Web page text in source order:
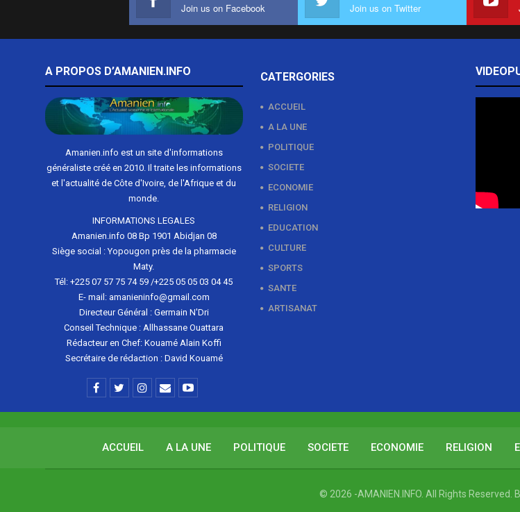
Join us on Facebook Join us on Twitter
A PROPOS D’AMANIEN.INFO
Amanien.info est un site d'informations
généraliste créé en 2010. Il traite les informations
et l'actualité de Côte d'Ivoire, de l'Afrique et du
monde.
INFORMATIONS LEGALES
Amanien.info 08 Bp 1901 Abidjan 08
Siège social : Yopougon près de la pharmacie
Maty.
Tél: +225 07 57 75 74 59 /+225 05 05 03 04 45
E- mail: amanieninfo@gmail.com
Directeur Général : Germain N'Dri
Conseil Technique : Allhassane Ouattara
Rédacteur en Chef: Kouamé Alain Koffi
Secrétaire de rédaction : David Kouamé
CATERGORIES
ACCUEIL
A LA UNE
POLITIQUE
SOCIETE
ECONOMIE
RELIGION
EDUCATION
CULTURE
SPORTS
SANTE
ARTISANAT
ACCUEIL A LA UNE POLITIQUE SOCIETE ECONOMIE RELIGION
© 2026 -AMANIEN.INFO. All Rights Reserved.